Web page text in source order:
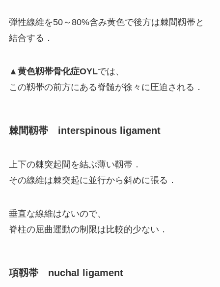
弾性線維を50～80%含み黄色で後方は棘間靱帯と
結合する．
▲ 黄色靱帯骨化症OYLでは、
この靱帯の前方にある脊髄が徐々に圧迫される．
棘間靱帯 interspinous ligament
上下の棘突起間を結ぶ薄い靱帯．
その線維は棘突起に並行から斜めに張る．
垂直な線維はないので、
脊柱の屈曲運動の制限は比較的少ない．
項靱帯 nuchal ligament